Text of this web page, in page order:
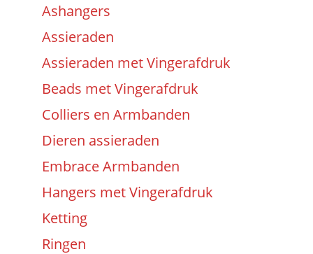
Ashangers
Assieraden
Assieraden met Vingerafdruk
Beads met Vingerafdruk
Colliers en Armbanden
Dieren assieraden
Embrace Armbanden
Hangers met Vingerafdruk
Ketting
Ringen